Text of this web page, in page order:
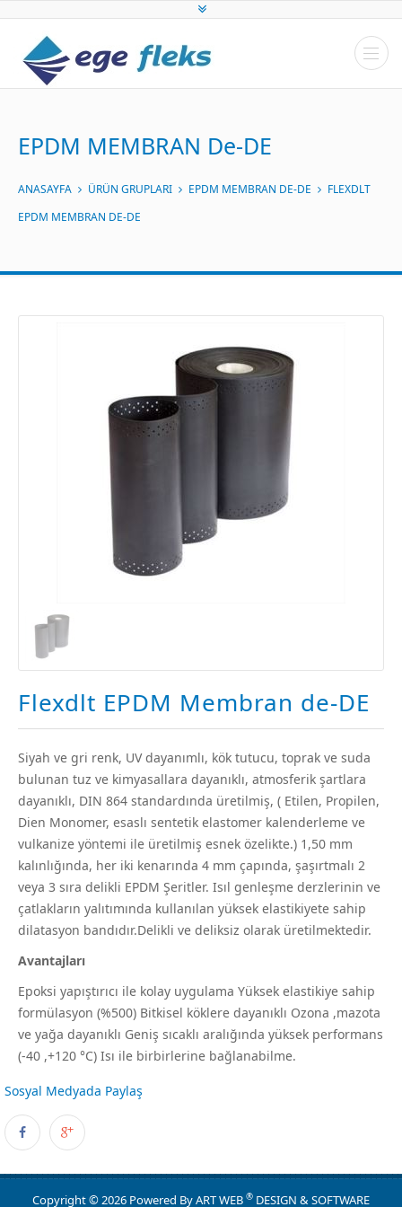
EPDM MEMBRAN De-DE
ANASAYFA ÜRÜN GRUPLARI EPDM MEMBRAN DE-DE
FLEXDLT
EPDM MEMBRAN DE-DE
Flexdlt EPDM Membran de-DE
Siyah ve gri renk, UV dayanımlı, kök tutucu, toprak ve suda
bulunan tuz ve kimyasallara dayanıklı, atmosferik şartlara
dayanıklı, DIN 864 standardında üretilmiş, ( Etilen, Propilen,
Dien Monomer, esaslı sentetik elastomer kalenderleme ve
vulkanize yöntemi ile üretilmiş esnek özelikte.) 1,50 mm
kalınlığında, her iki kenarında 4 mm çapında, şaşırtmalı 2
veya 3 sıra delikli EPDM Şeritler. Isıl genleşme derzlerinin ve
çatlakların yalıtımında kullanılan yüksek elastikiyete sahip
dilatasyon bandıdır.Delikli ve deliksiz olarak üretilmektedir.
Avantajları
Epoksi yapıştırıcı ile kolay uygulama Yüksek elastikiye sahip
formülasyon (%500) Bitkisel köklere dayanıklı Ozona ,mazota
ve yağa dayanıklı Geniş sıcaklı aralığında yüksek performans
(-40 ,+120 °C) Isı ile birbirlerine bağlanabilme.
Sosyal Medyada Paylaş
Copyright © 2026 Powered ByART WEB ® DESIGN & SOFTWARE